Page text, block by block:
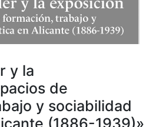
y la
de
y sociabilidad
(1886-1939)»